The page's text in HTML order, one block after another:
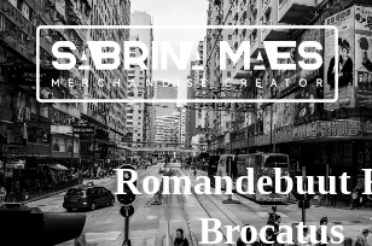
Romandebuut
Brocatus